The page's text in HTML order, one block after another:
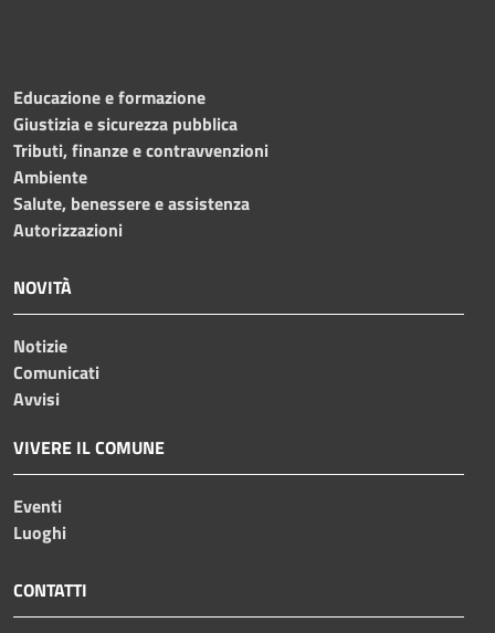
Educazione e formazione
Giustizia e sicurezza pubblica
Tributi, finanze e contravvenzioni
Ambiente
Salute, benessere e assistenza
Autorizzazioni
NOVITÀ
Notizie
Comunicati
Avvisi
VIVERE IL COMUNE
Eventi
Luoghi
CONTATTI